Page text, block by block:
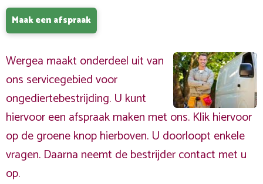
Maak een afspraak
Wergea maakt onderdeel uit van
ons servicegebied voor
ongediertebestrijding. U kunt
hiervoor een afspraak maken met ons. Klik hiervoor
op de groene knop hierboven. U doorloopt enkele
vragen. Daarna neemt de bestrijder contact met u
op.